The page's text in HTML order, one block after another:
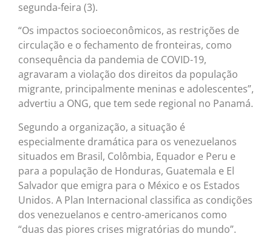
segunda-feira (3).
“Os impactos socioeconômicos, as restrições de
circulação e o fechamento de fronteiras, como
consequência da pandemia de COVID-19,
agravaram a violação dos direitos da população
migrante, principalmente meninas e adolescentes”,
advertiu a ONG, que tem sede regional no Panamá.
Segundo a organização, a situação é
especialmente dramática para os venezuelanos
situados em Brasil, Colômbia, Equador e Peru e
para a população de Honduras, Guatemala e El
Salvador que emigra para o México e os Estados
Unidos. A Plan Internacional classifica as condições
dos venezuelanos e centro-americanos como
“duas das piores crises migratórias do mundo”.